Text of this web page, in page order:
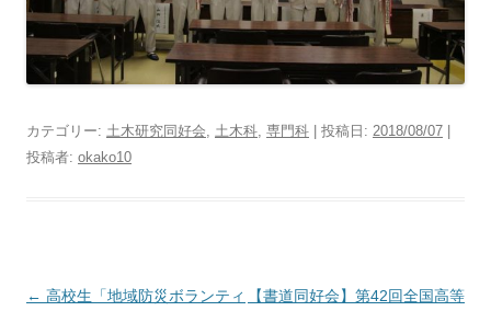
カテゴリー: 土木研究同好会, 土木科, 専門科 | 投稿日: 2018/08/07
投稿者: okako10
投
← 高校生「地域防災ボランティ
【書道同好会】第42回全国高等